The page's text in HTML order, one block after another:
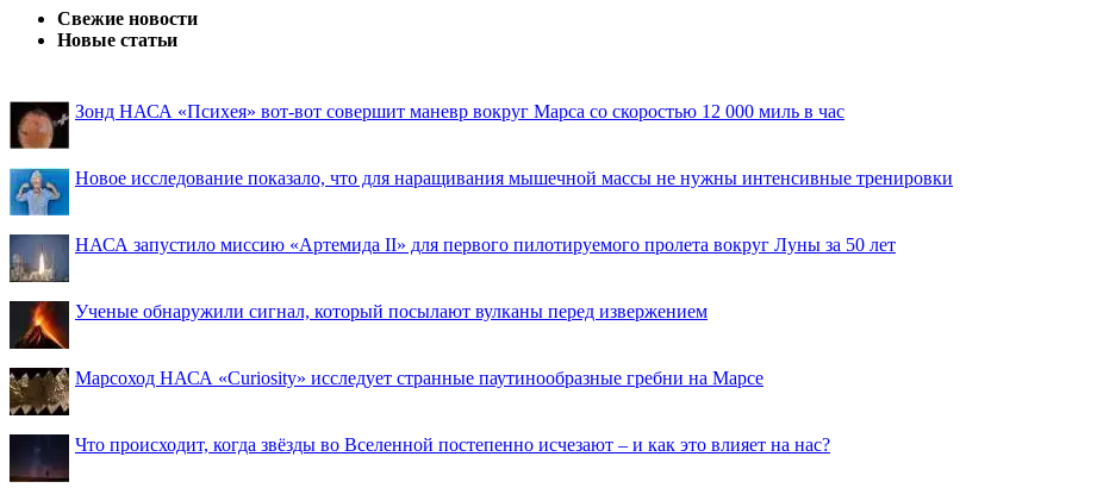
Свежие новости
Новые статьи
Зонд НАСА «Психея» вот-вот совершит маневр вокруг Марса со скоростью 12 000 миль в час
Новое исследование показало, что для наращивания мышечной массы не нужны интенсивные тренировки
НАСА запустило миссию «Артемида II» для первого пилотируемого пролета вокруг Луны за 50 лет
Ученые обнаружили сигнал, который посылают вулканы перед извержением
Марсоход НАСА «Curiosity» исследует странные паутинообразные гребни на Марсе
Что происходит, когда звёзды во Вселенной постепенно исчезают – и как это влияет на нас?